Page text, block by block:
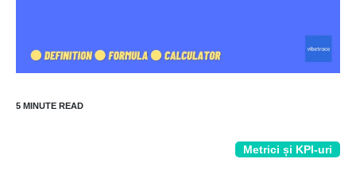
Metrici și KPI-uri